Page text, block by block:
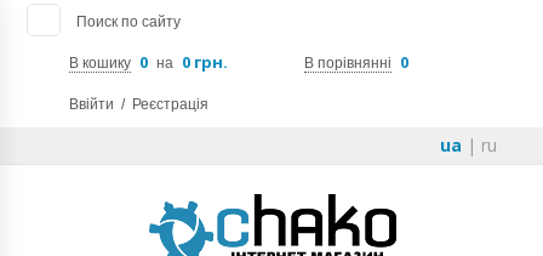
Поиск по сайту
В кошику 0 на 0 грн. В порівнянні 0
Ввійти / Реєстрація
ua | ru